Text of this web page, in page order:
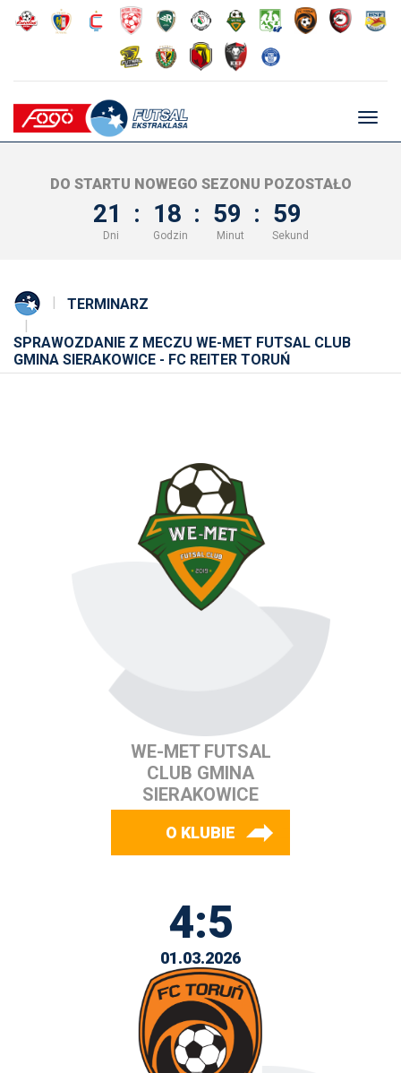
DO STARTU NOWEGO SEZONU POZOSTAŁO
21 : 18 : 59 : 58
Dni Godzin Minut Sekund
TERMINARZ
SPRAWOZDANIE Z MECZU WE-MET FUTSAL CLUB
GMINA SIERAKOWICE - FC REITER TORUŃ
WE-MET FUTSAL
CLUB GMINA
SIERAKOWICE
O KLUBIE
4:5
01.03.2026